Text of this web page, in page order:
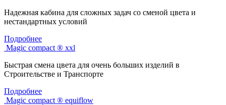
Надежная кабина для сложных задач со сменой цвета и
нестандартных условий
Подробнее
Magic compact ® xxl
Быстрая смена цвета для очень больших изделий в
Строительстве и Транспорте
Подробнее
Magic compact ® equiflow